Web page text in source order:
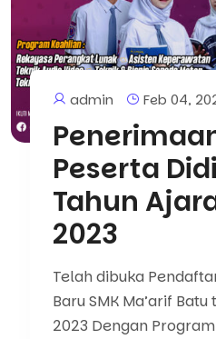
admin Feb 04,
Peserta
Tahun
2023
Telah dibuka
Baru SMK Ma’arif
2023 Dengan